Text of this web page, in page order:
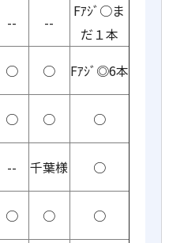
-- --
Fｱｼﾞ○ま
だ１本
○ ○
Fｱｼﾞ◎6本
○ ○
○
-- 千葉様
○
○ ○
○